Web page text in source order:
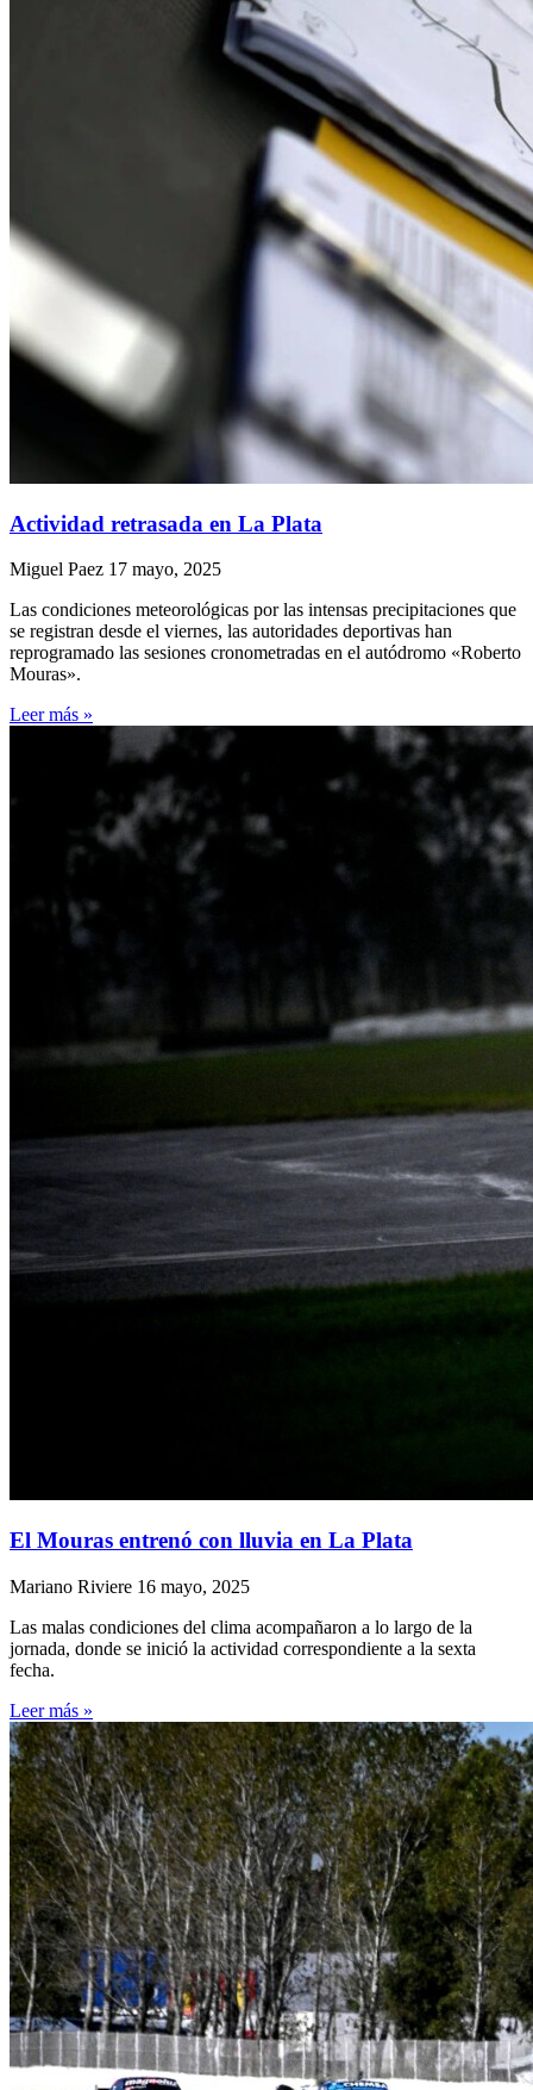
Actividad retrasada en La Plata
Miguel Paez 17 mayo, 2025
Las condiciones meteorológicas por las intensas precipitaciones que
se registran desde el viernes, las autoridades deportivas han
reprogramado las sesiones cronometradas en el autódromo «Roberto
Mouras».
Leer más »
El Mouras entrenó con lluvia en La Plata
Mariano Riviere 16 mayo, 2025
Las malas condiciones del clima acompañaron a lo largo de la
jornada, donde se inició la actividad correspondiente a la sexta
fecha.
Leer más »